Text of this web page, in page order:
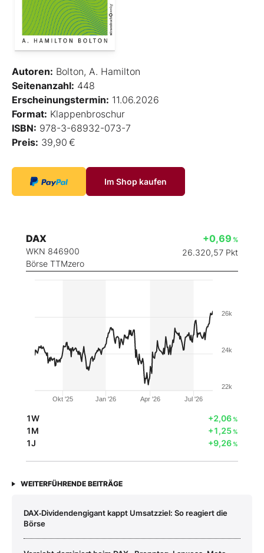
Autoren: Bolton, A. Hamilton
Seitenanzahl: 448
Erscheinungstermin: 11.06.2026
Format: Klappenbroschur
ISBN: 978-3-68932-073-7
Preis: 39,90 €
Im Shop kaufen
DAX
WKN 846900
Börse TTMzero
+0,69 %
26.320,57 Pkt
Okt '25 Jan '26 Apr '26 Jul '26
22k
24k
26k
1W +2,06%
1M +1,25%
1J +9,26%
WEITERFÜHRENDE BEITRÄGE
DAX‑Dividendengigant kappt Umsatzziel: So reagiert die
Börse